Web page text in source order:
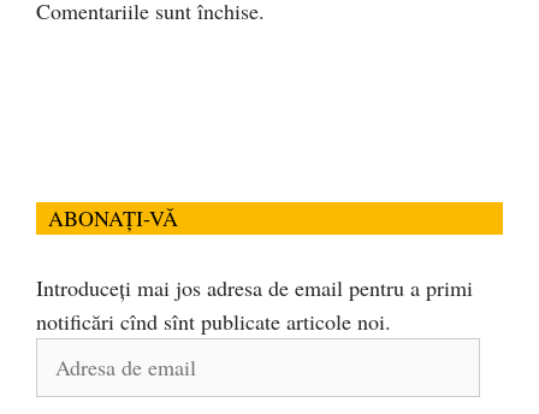
Comentariile sunt închise.
ABONAȚI-VĂ
Introduceți mai jos adresa de email pentru a primi
notificări cînd sînt publicate articole noi.
Adresa